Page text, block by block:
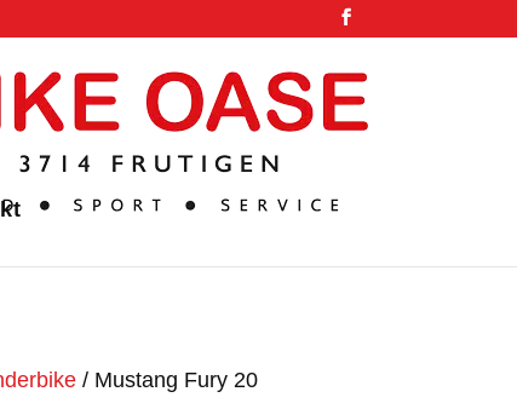
/ Mustang Fury 20